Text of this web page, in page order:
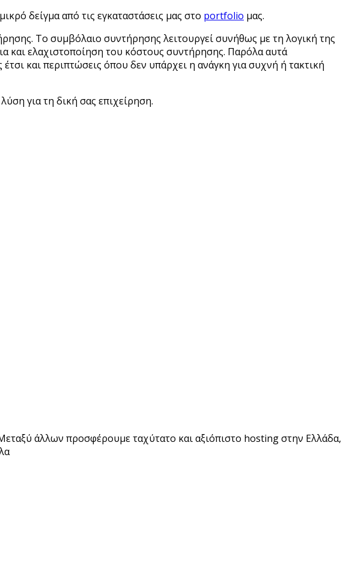
δείγμα από τις εγκαταστάσεις μας στο portfolio μας.
Το συμβόλαιο συντήρησης λειτουργεί συνήθως με τη λογική της
και ελαχιστοποίηση του κόστους συντήρησης. Παρόλα αυτά
έτσι και περιπτώσεις όπου δεν υπάρχει η ανάγκη για συχνή ή τακτική
για τη δική σας επιχείρηση.
άλλων προσφέρουμε ταχύτατο και αξιόπιστο hosting στην Ελλάδα,